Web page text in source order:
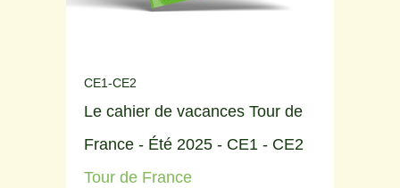
CE1-CE2
Le cahier de vacances Tour de
France - Été 2025 - CE1 - CE2
Tour de France